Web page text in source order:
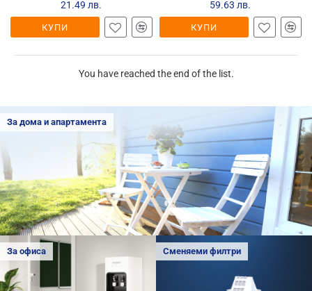
21.49 лв.
КУПИ
59.63 лв.
КУПИ
You have reached the end of the list.
За дома и апартамента
За офиса Сменяеми филтри